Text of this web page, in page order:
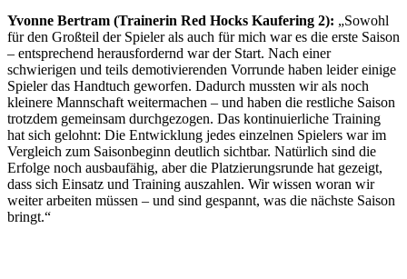
Yvonne Bertram (Trainerin Red Hocks Kaufering 2): „Sowohl
für den Großteil der Spieler als auch für mich war es die erste Saison
– entsprechend herausfordernd war der Start. Nach einer
schwierigen und teils demotivierenden Vorrunde haben leider einige
Spieler das Handtuch geworfen. Dadurch mussten wir als noch
kleinere Mannschaft weitermachen – und haben die restliche Saison
trotzdem gemeinsam durchgezogen. Das kontinuierliche Training
hat sich gelohnt: Die Entwicklung jedes einzelnen Spielers war im
Vergleich zum Saisonbeginn deutlich sichtbar. Natürlich sind die
Erfolge noch ausbaufähig, aber die Platzierungsrunde hat gezeigt,
dass sich Einsatz und Training auszahlen. Wir wissen woran wir
weiter arbeiten müssen – und sind gespannt, was die nächste Saison
bringt.“